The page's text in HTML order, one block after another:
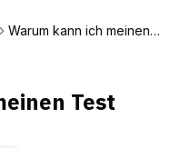
Warum kann ich meinen
Test